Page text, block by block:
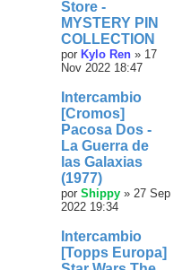
Store -
MYSTERY PIN
COLLECTION
por Kylo Ren » 17
Nov 2022 18:47
Intercambio
[Cromos]
Pacosa Dos -
La Guerra de
las Galaxias
(1977)
por Shippy » 27 Sep
2022 19:34
Intercambio
[Topps Europa]